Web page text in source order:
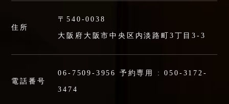
住所
〒540-0038
大阪府大阪市中央区内淡路町3丁目3-3
電話番号
06-7509-3956 予約専用 :050-3172-
3474